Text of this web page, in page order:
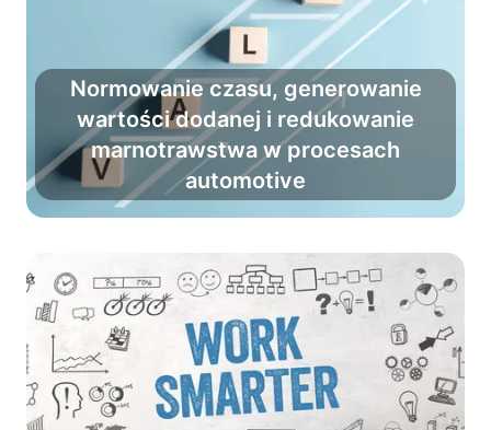
Normowanie czasu, generowanie
wartości dodanej i redukowanie
marnotrawstwa w procesach
automotive
Zredukuj marnotrawstwo i zwiększ
wartość dodaną, przy okazji
ułatwiając pracę codzienną.